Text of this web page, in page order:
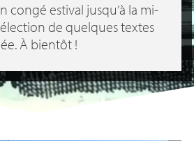
congé estival jusqu’à la mi-
de quelques textes
À bientôt !